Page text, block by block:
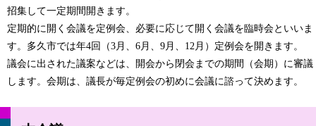
招集して一定期間開きます。
定期的に開く会議を定例会、必要に応じて開く会議を臨時会といいま
す。多久市では年4回（3月、6月、9月、12月）定例会を開きます。
議会に出された議案などは、開会から閉会までの期間（会期）に審議
します。会期は、議長が毎定例会の初めに会議に諮って決めます。